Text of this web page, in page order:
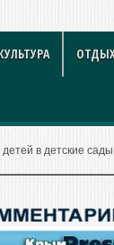
в детские сады